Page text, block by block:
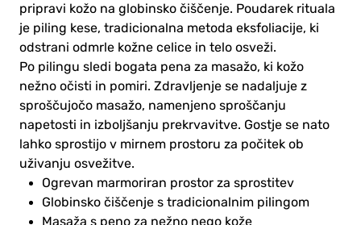
pripravi kožo na globinsko čiščenje. Poudarek rituala
je piling kese, tradicionalna metoda eksfoliacije, ki
odstrani odmrle kožne celice in telo osveži.
Po pilingu sledi bogata pena za masažo, ki kožo
nežno očisti in pomiri. Zdravljenje se nadaljuje z
sproščujočo masažo, namenjeno sproščanju
napetosti in izboljšanju prekrvavitve. Gostje se nato
lahko sprostijo v mirnem prostoru za počitek ob
uživanju osvežitve.
Ogrevan marmoriran prostor za sprostitev
Globinsko čiščenje s tradicionalnim pilingom
Masaža s peno za nežno nego kože